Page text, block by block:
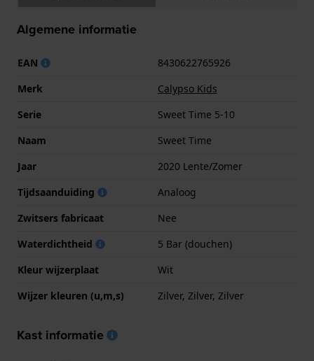
Algemene informatie
EAN
8430622765926
Merk
Calypso Kids
Serie
Sweet Time 5-10
Naam
Sweet Time
Jaar
2020 Lente/Zomer
Tijdsaanduiding
Analoog
Zwitsers fabricaat
Nee
Waterdichtheid
5 Bar (douchen)
Kleur wijzerplaat
Wit
Wijzer kleuren (u,m,s)
Zilver, Zilver, Zilver
Kast informatie